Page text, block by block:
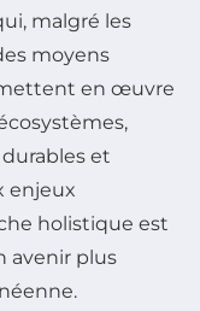
malgré les
moyens
mettent en œuvre
et
enjeux
holistique est
avenir plus